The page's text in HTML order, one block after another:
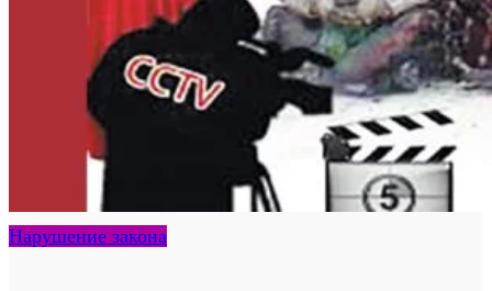
Нарушение закона